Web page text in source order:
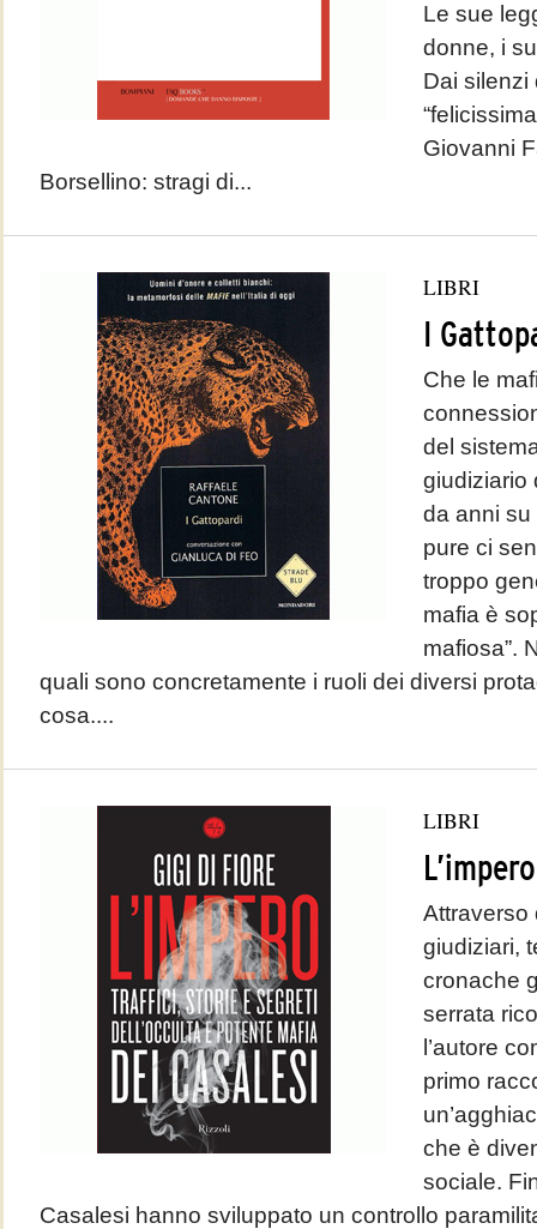
Le sue
donne, i
Dai silenzi
Giovanni
Borsellino: stragi di...
LIBRI
I
Che le
del
giudiziario
da anni su
pure ci
troppo
mafia è
mafiosa”.
quali sono concretamente i ruoli dei diversi
cosa....
LIBRI
L’impero
Attraverso
giudiziari,
cronache
serrata
l’autore
primo
che è
sociale.
Casalesi hanno sviluppato un controllo